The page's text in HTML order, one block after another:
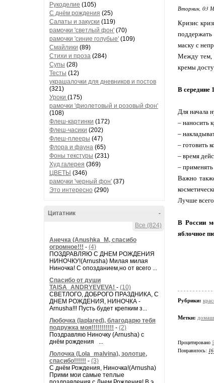
Рукоделие (105)
С днём рождения (25)
Салаты и закуски (119)
рамочки 'светлый фон' (70)
рамочки 'синие голубые' (109)
Смайлики (89)
Стихи и проза (284)
Супы (28)
Тесты (12)
украшалочки для дневников и постов
(321)
Уроки (175)
рамочки 'фиолетовый и розовый фон'
(108)
Флеш-картинки (172)
Флеш-часики (202)
Флеш-плееры (47)
Флора и фауна (65)
Фоны текстуры (231)
Худ.галерея (369)
ЦВЕТЫ (346)
рамочки 'черный фон' (37)
Это интересно (290)
-
Цитатник
Все (824)
Анечка (Anushka_M, спасибо
огромное!!! - (4)
ПОЗДРАВЛЯЮ С ДНЕМ РОЖДЕНИЯ
НИНОЧКУ!(Arnusha) Милая милая
Ниночка! С опозданием,но от всего ...
Спасибо от души
TAISA_ANDRYEVEVA! - (10)
СВЕТЛОГО, ДОБРОГО ПРАЗДНИКА, С
ДНЕМ РОЖДЕНИЯ, НИНОЧКА -
Arnusha!!! Пусть будет крепким з...
Любочка (laplared), благодарю тебя
подружка моя!!!!!!!!!!! - (2)
Поздравляю Ниночку (Arnusha) с
днём рождения ...
Лолочка (Lola_malvina), золотце,
спасибо!!!!!! - (3)
С днём Рождения, Ниночка!(Аrnusha)
Прими мои самые теплые
Вторник, 03
Кризис
маску с
Между тем,
кремы
В середине
Для начала
– наносить
–
– готовить
– время
–
Важно
Лучше
В России
яблочное
Рубрики:
Метки:
Процитировано
Понравилось: